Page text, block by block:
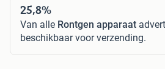
25,8%
Van alle Rontgen apparaat
beschikbaar voor verzending.